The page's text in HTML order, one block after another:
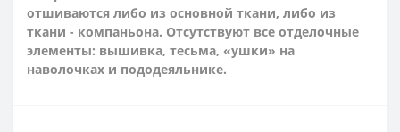
отшиваются либо из основной ткани, либо из
ткани - компаньона. Отсутствуют все отделочные
элементы: вышивка, тесьма, «ушки» на
наволочках и пододеяльнике.